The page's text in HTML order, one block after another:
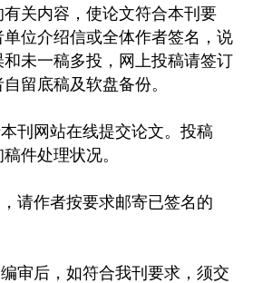
关内容，使论文符合本刊要
位介绍信或全体作者签名，说
未一稿多投，网上投稿请签订
留底稿及软盘备份。
刊网站在线提交论文。投稿
件处理状况。
请作者按要求邮寄已签名的
审后，如符合我刊要求，须交